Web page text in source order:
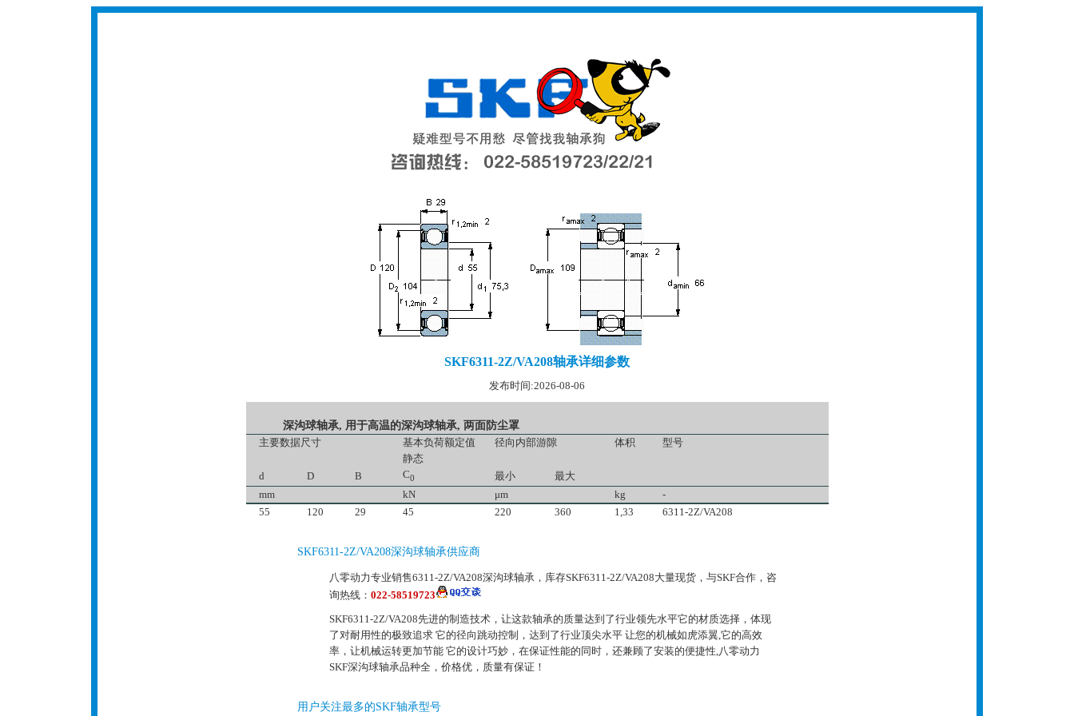
SKF6311-2Z/VA208轴承详细参数
发布时间:2026-08-06
深沟球轴承, 用于高温的深沟球轴承, 两面防尘罩
主要数据尺寸
基本负荷额定值 径向内部游隙 体积
型号
静态
d
D B C0 最小
最大
mm
kN μm kg
-
55
120 29 45 220 360 1,33 6311-2Z/VA208
SKF6311-2Z/VA208深沟球轴承供应商
八零动力专业销售6311-2Z/VA208深沟球轴承，库存SKF6311-2Z/VA208大量现货，与SKF合作，咨
询热线： 022-58519723
SKF6311-2Z/VA208先进的制造技术，让这款轴承的质量达到了行业领先水平它的材质选择，体现
了对耐用性的极致追求 它的径向跳动控制，达到了行业顶尖水平 让您的机械如虎添翼,它的高效
率，让机械运转更加节能 它的设计巧妙，在保证性能的同时，还兼顾了安装的便捷性,八零动力
SKF深沟球轴承品种全，价格优，质量有保证！
用户关注最多的SKF轴承型号